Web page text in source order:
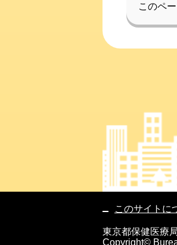
このペ
このサイトに
東京都保健医療
Copyright©